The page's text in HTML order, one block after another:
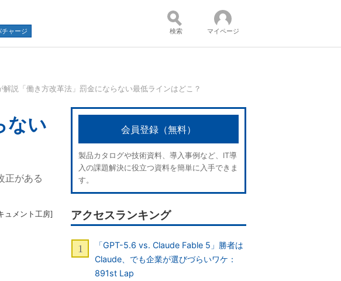
チャージ
コンテンツ：
並び順：
検索 マイページ
解説「働き方改革法」罰金にならない最低ラインはどこ？
ない
正がある
ュメント工房]
会員登録（無料）
製品カタログや技術資料、導入事例など、IT導
入の課題解決に役立つ資料を簡単に入手できま
す。
アクセスランキング
「GPT-5.6 vs. Claude Fable 5」勝者は
Claude、でも企業が選びづらいワケ：
891st Lap